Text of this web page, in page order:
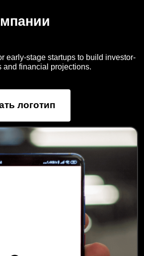
early-stage startups to build investor-
and financial projections.
логотип